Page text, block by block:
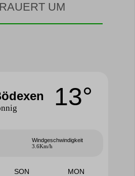
UM
13°
Windgeschwindigkeit
3.6Km/h
SON MON